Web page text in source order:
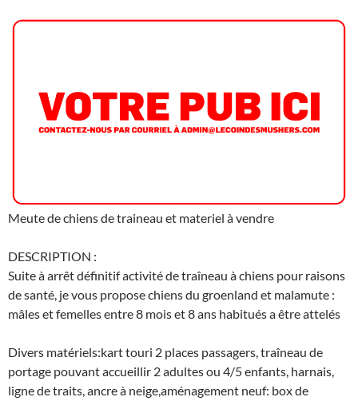
Meute de chiens de traineau et materiel à vendre
DESCRIPTION :
Suite à arrêt définitif activité de traîneau à chiens pour raisons
de santé, je vous propose chiens du groenland et malamute :
mâles et femelles entre 8 mois et 8 ans habitués a être attelés
Divers matériels:kart touri 2 places passagers, traîneau de
portage pouvant accueillir 2 adultes ou 4/5 enfants, harnais,
ligne de traits, ancre à neige,aménagement neuf: box de